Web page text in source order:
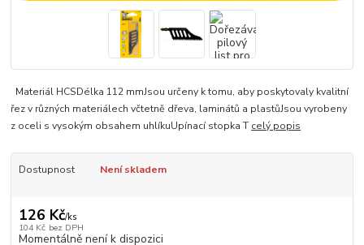
Materiál HCSDélka 112 mmJsou určeny k tomu, aby poskytovaly kvalitní
řez v různých materiálech včtetně dřeva, laminátů a plastůJsou vyrobeny
z oceli s vysokým obsahem uhlíkuUpínací stopka T celý popis
Dostupnost Není skladem
126 Kč/ks
104 Kč bez DPH
Momentálně není k dispozici